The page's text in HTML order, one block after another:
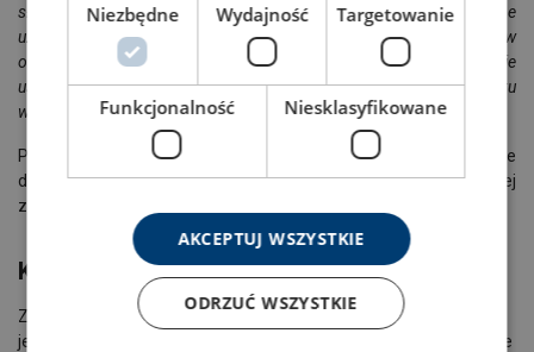
słonecznym ani w pobliżu źródeł promieniowania UV.Bezpieczne
użytkowanie zawiesi tekstylnych wymaga regularnych przeglądów
oraz odpowiedniego ich przechowywania i konserwacji. Wszelkie
uszkodzenia powinny być traktowane poważnie, aby zapobiec ryzyku
wypadków.
Pobierz plakaty przedstawiające przykłady uszkodzeń, które
dyskwalifikują zawiesie pasowe i wężowe, aby jeszcze lepiej
zadbać o ich bezpieczne użytkowanie!
Kiedy należy wyrzucić zawiesie tekstylne?
Zawiesie powinno zostać natychmiast wycofane z eksploatacji,
jeżeli podczas kontroli zostaną stwierdzone uszkodzenia mogące
Niezbędne Wydajność Targetowanie
Funkcjonalność Niesklasyfikowane
AKCEPTUJ WSZYSTKIE
ODRZUĆ WSZYSTKIE